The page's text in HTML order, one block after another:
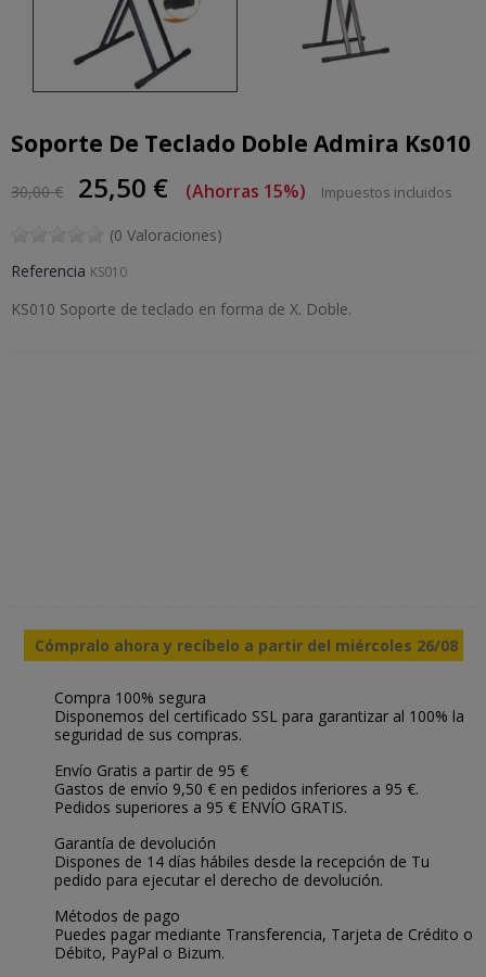
Soporte De Teclado Doble Admira Ks010
30,00 € 25,50 € Ahorras 15% Impuestos incluidos
(0 Valoraciones)
Referencia KS010
KS010 Soporte de teclado en forma de X. Doble.
Cómpralo ahora y recíbelo a partir del miércoles 26/08
Compra 100% segura
Disponemos del certificado SSL para garantizar al 100% la
seguridad de sus compras.
Envío Gratis a partir de 95 €
Gastos de envío 9,50 € en pedidos inferiores a 95 €.
Pedidos superiores a 95 € ENVÍO GRATIS.
Garantía de devolución
Dispones de 14 días hábiles desde la recepción de Tu
pedido para ejecutar el derecho de devolución.
Métodos de pago
Puedes pagar mediante Transferencia, Tarjeta de Crédito o
Débito, PayPal o Bizum.